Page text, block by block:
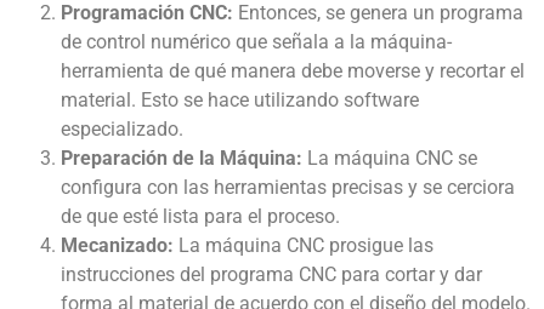
Programación CNC: Entonces, se genera un programa
de control numérico que señala a la máquina-
herramienta de qué manera debe moverse y recortar el
material. Esto se hace utilizando software
especializado.
Preparación de la Máquina: La máquina CNC se
configura con las herramientas precisas y se cerciora
de que esté lista para el proceso.
Mecanizado: La máquina CNC prosigue las
instrucciones del programa CNC para cortar y dar
forma al material de acuerdo con el diseño del modelo.